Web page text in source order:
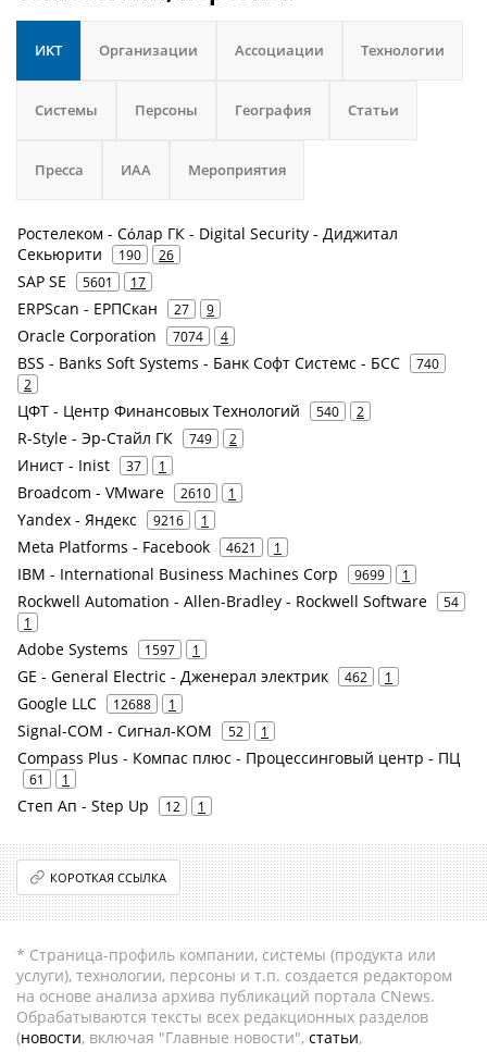
ИКТ Организации Ассоциации Технологии
Системы Персоны География Статьи
Пресса ИАА Мероприятия
Ростелеком - Сόлар ГК - Digital Security - Диджитал
Секьюрити
190 26
SAP SE 5601 17
ERPScan - ЕРПСкан 27 9
Oracle Corporation 7074 4
BSS - Banks Soft Systems - Банк Софт Системс - БСС
740
2
ЦФТ - Центр Финансовых Технологий 540 2
R-Style - Эр-Стайл ГК 749 2
Инист - Inist 37 1
Broadcom - VMware 2610 1
Yandex - Яндекс 9216 1
Meta Platforms - Facebook 4621 1
IBM - International Business Machines Corp 9699 1
Rockwell Automation - Allen-Bradley - Rockwell Software
54
1
Adobe Systems 1597 1
GE - General Electric - Дженерал электрик 462 1
Google LLC 12688 1
Signal-COM - Сигнал-КОМ 52 1
Compass Plus - Компас плюс - Процессинговый центр - ПЦ
61 1
Степ Ап - Step Up 12 1
КОРОТКАЯ ССЫЛКА
* Страница-профиль компании, системы (продукта или
услуги), технологии, персоны и т.п. создается редактором
на основе анализа архива публикаций портала CNews.
Обрабатываются тексты всех редакционных разделов
(новости, включая "Главные новости", статьи,